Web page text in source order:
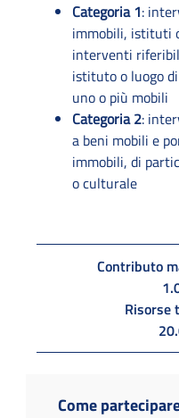
Categoria 1:
immobili, istituti
interventi
istituto o luogo
uno o più mobili
Categoria 2:
a beni mobili e
immobili, di
o culturale
Contributo
Risorse
Come